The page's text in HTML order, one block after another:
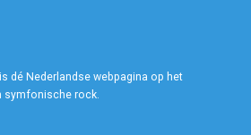
dé Nederlandse webpagina op het
symfonische rock.